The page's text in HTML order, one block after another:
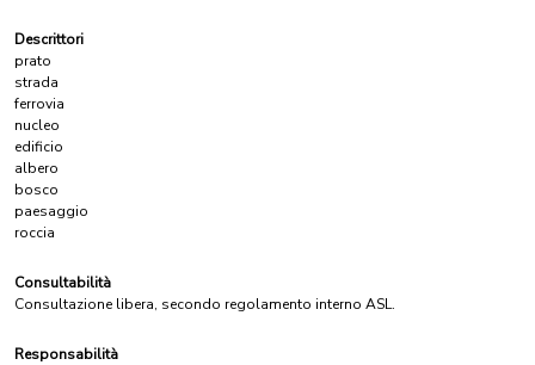
Descrittori
prato
strada
ferrovia
nucleo
edificio
albero
bosco
paesaggio
roccia
Consultabilità
Consultazione libera, secondo regolamento interno ASL.
Responsabilità